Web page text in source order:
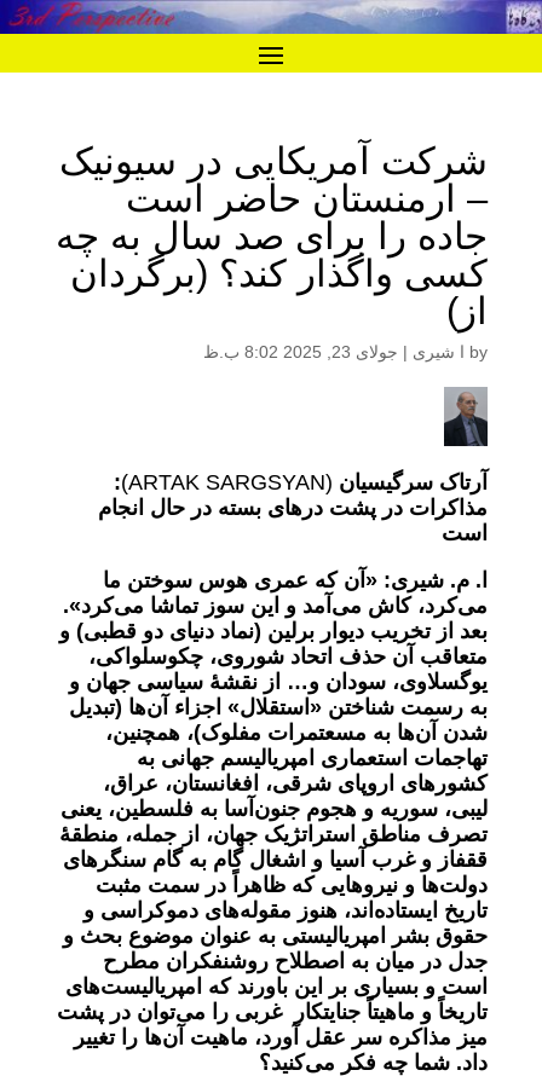
شرکت آمریکایی در سیونیک
– ارمنستان حاضر است
جاده را برای صد سال به چه
کسی واگذار کند؟ (برگردان
از)
by ا شیری | جولای 23, 2025 8:02 ب.ظ
آرتاک سرگیسیان (ARTAK SARGSYAN)
:
مذاکرات در پشت درهای بسته در حال انجام
است
ا. م. شیری: «آن که عمری هوس سوختن ما
می‌کرد، کاش می‌آمد و این سوز تماشا می‌کرد».
بعد از تخریب دیوار برلین (نماد دنیای دو قطبی) و
متعاقب آن حذف اتحاد شوروی، چکوسلواکی،
یوگسلاوی، سودان و… از نقشۀ سیاسی جهان و
به رسمت شناختن «استقلال» اجزاء آن‌ها (تبدیل
شدن آن‌ها به مسعتمرات مفلوک)، همچنین،
تهاجمات استعماری امپریالیسم جهانی به
کشورهای اروپای شرقی، افغانستان، عراق،
لیبی، سوریه و هجوم جنون‌آسا به فلسطین، یعنی
تصرف مناطق استراتژیک جهان، از جمله، منطقۀ
ققفاز و غرب آسیا و اشغال گام به گام سنگرهای
دولت‌ها و نیروهایی که ظاهراً در سمت مثبت
تاریخ ایستاده‌اند، هنوز مقوله‌های دموکراسی و
حقوق بشر امپریالیستی به عنوان موضوع بحث و
جدل در میان به اصطلاح روشنفکران مطرح
است و بسیاری بر این باورند که امپریالیست‌های
تاریخاً و ماهیتاً جنایتکار غربی را می‌توان در پشت
میز مذاکره سر عقل آورد، ماهیت آن‌ها را تغییر
داد. شما چه فکر می‌کنید؟